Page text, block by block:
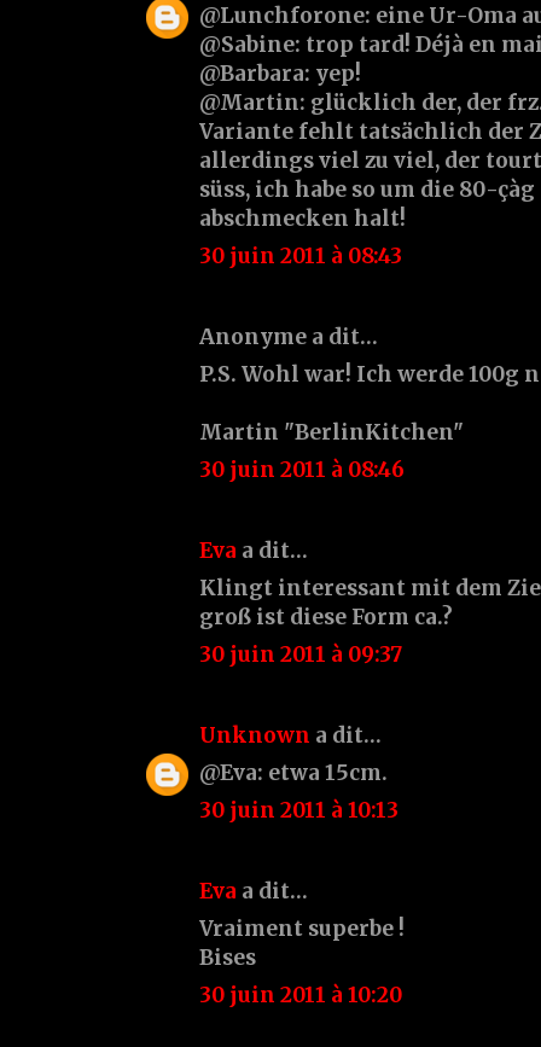
@Lunchforone: eine Ur-Oma
@Sabine: trop tard! Déjà en
@Barbara: yep!
@Martin: glücklich der, der
Variante fehlt tatsächlich der
allerdings viel zu viel, der
süss, ich habe so um die 80-
abschmecken halt!
30 juin 2011 à 08:43
Anonyme a dit…
P.S. Wohl war! Ich werde 100g
Martin "BerlinKitchen"
30 juin 2011 à 08:46
Eva a dit…
Klingt interessant mit dem
groß ist diese Form ca.?
30 juin 2011 à 09:37
Unknown a dit…
@Eva: etwa 15cm.
30 juin 2011 à 10:13
Eva a dit…
Vraiment superbe !
Bises
30 juin 2011 à 10:20